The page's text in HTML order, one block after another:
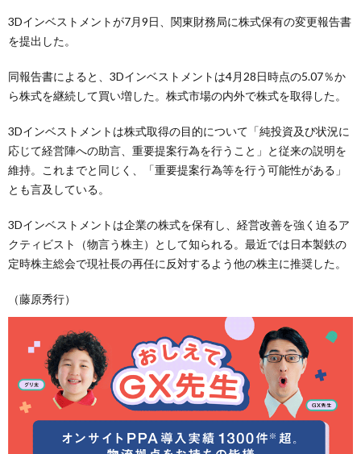
3Dインベストメントが7月9日、関東財務局に株式保有の変更報告書
を提出した。
同報告書によると、3Dインベストメントは4月28日時点の5.07％か
ら株式を継続して買い増した。株式市場の内外で株式を取得した。
3Dインベストメントは株式取得の目的について「純投資及び状況に
応じて経営陣への助言、重要提案行為を行うこと」と従来の説明を
維持。これまでと同じく、「重要提案行為等を行う可能性がある」
とも言及している。
3Dインベストメントは企業の株式を保有し、経営改善を強く迫るア
クティビスト（物言う株主）として知られる。最近では日本製鉄の
定時株主総会で現社長の再任に反対するよう他の株主に推奨した。
（藤原秀行）